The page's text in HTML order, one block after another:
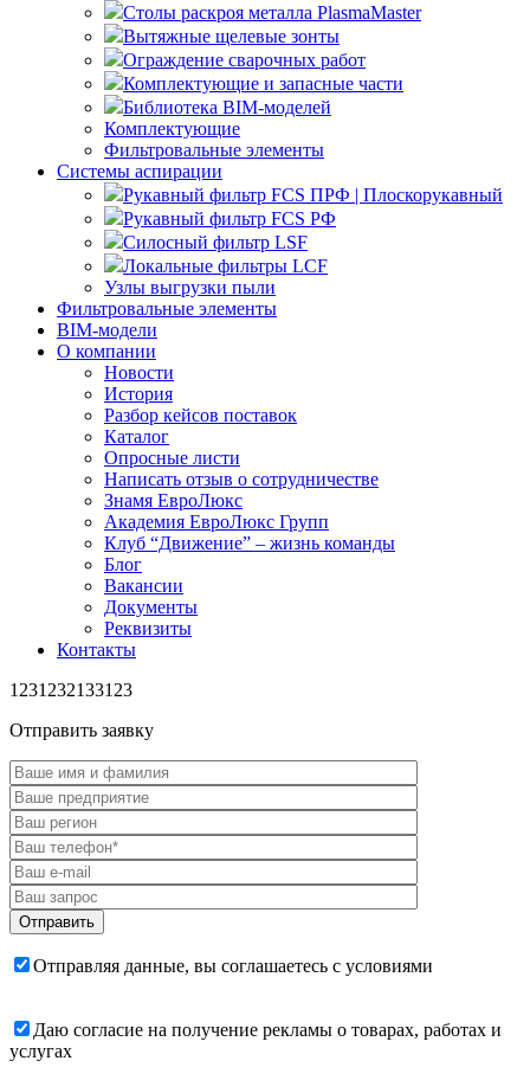
Столы раскроя металла PlasmaMaster
Вытяжные щелевые зонты
Ограждение сварочных работ
Комплектующие и запасные части
Библиотека BIM-моделей
Комплектующие
Фильтровальные элементы
Системы аспирации
Рукавный фильтр FCS ПРФ | Плоскорукавный
Рукавный фильтр FCS РФ
Силосный фильтр LSF
Локальные фильтры LCF
Узлы выгрузки пыли
Фильтровальные элементы
BIM-модели
О компании
Новости
История
Разбор кейсов поставок
Каталог
Опросные листи
Написать отзыв о сотрудничестве
Знамя ЕвроЛюкс
Академия ЕвроЛюкс Групп
Клуб “Движение” – жизнь команды
Блог
Вакансии
Документы
Реквизиты
Контакты
1231232133123
Отправить заявку
Отправляя данные, вы соглашаетесь с условиями
Даю согласие на получение рекламы о товарах, работах и
услугах